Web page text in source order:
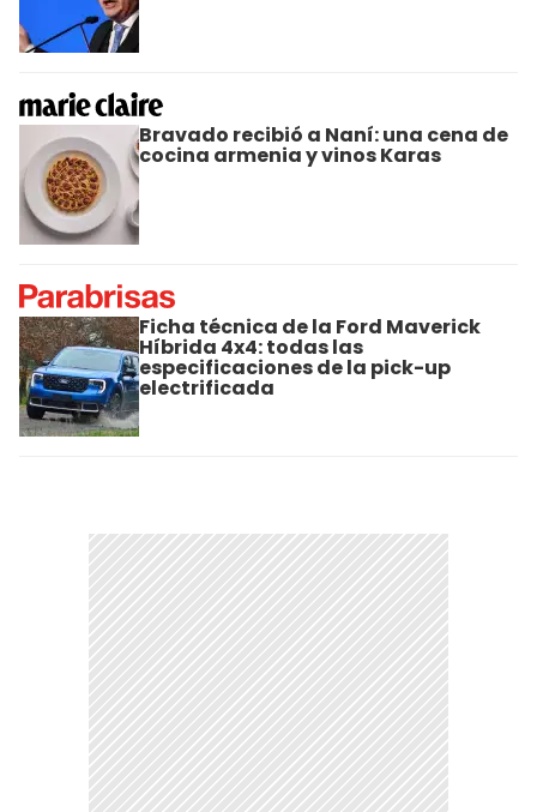
Bravado recibió a Naní: una cena de
cocina armenia y vinos Karas
Ficha técnica de la Ford Maverick
Híbrida 4x4: todas las
especificaciones de la pick-up
electrificada